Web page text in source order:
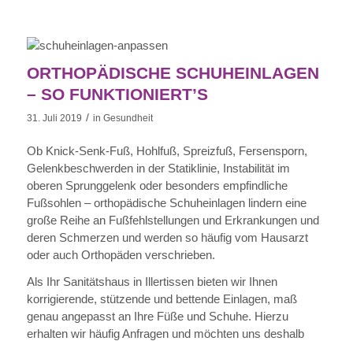
ORTHOPÄDISCHE SCHUHEINLAGEN
– SO FUNKTIONIERT’S
31. Juli 2019 / in Gesundheit
Ob Knick-Senk-Fuß, Hohlfuß, Spreizfuß, Fersensporn,
Gelenkbeschwerden in der Statiklinie, Instabilität im
oberen Sprunggelenk oder besonders empfindliche
Fußsohlen – orthopädische Schuheinlagen lindern eine
große Reihe an Fußfehlstellungen und Erkrankungen und
deren Schmerzen und werden so häufig vom Hausarzt
oder auch Orthopäden verschrieben.
Als Ihr Sanitätshaus in Illertissen bieten wir Ihnen
korrigierende, stützende und bettende Einlagen, maß
genau angepasst an Ihre Füße und Schuhe. Hierzu
erhalten wir häufig Anfragen und möchten uns deshalb